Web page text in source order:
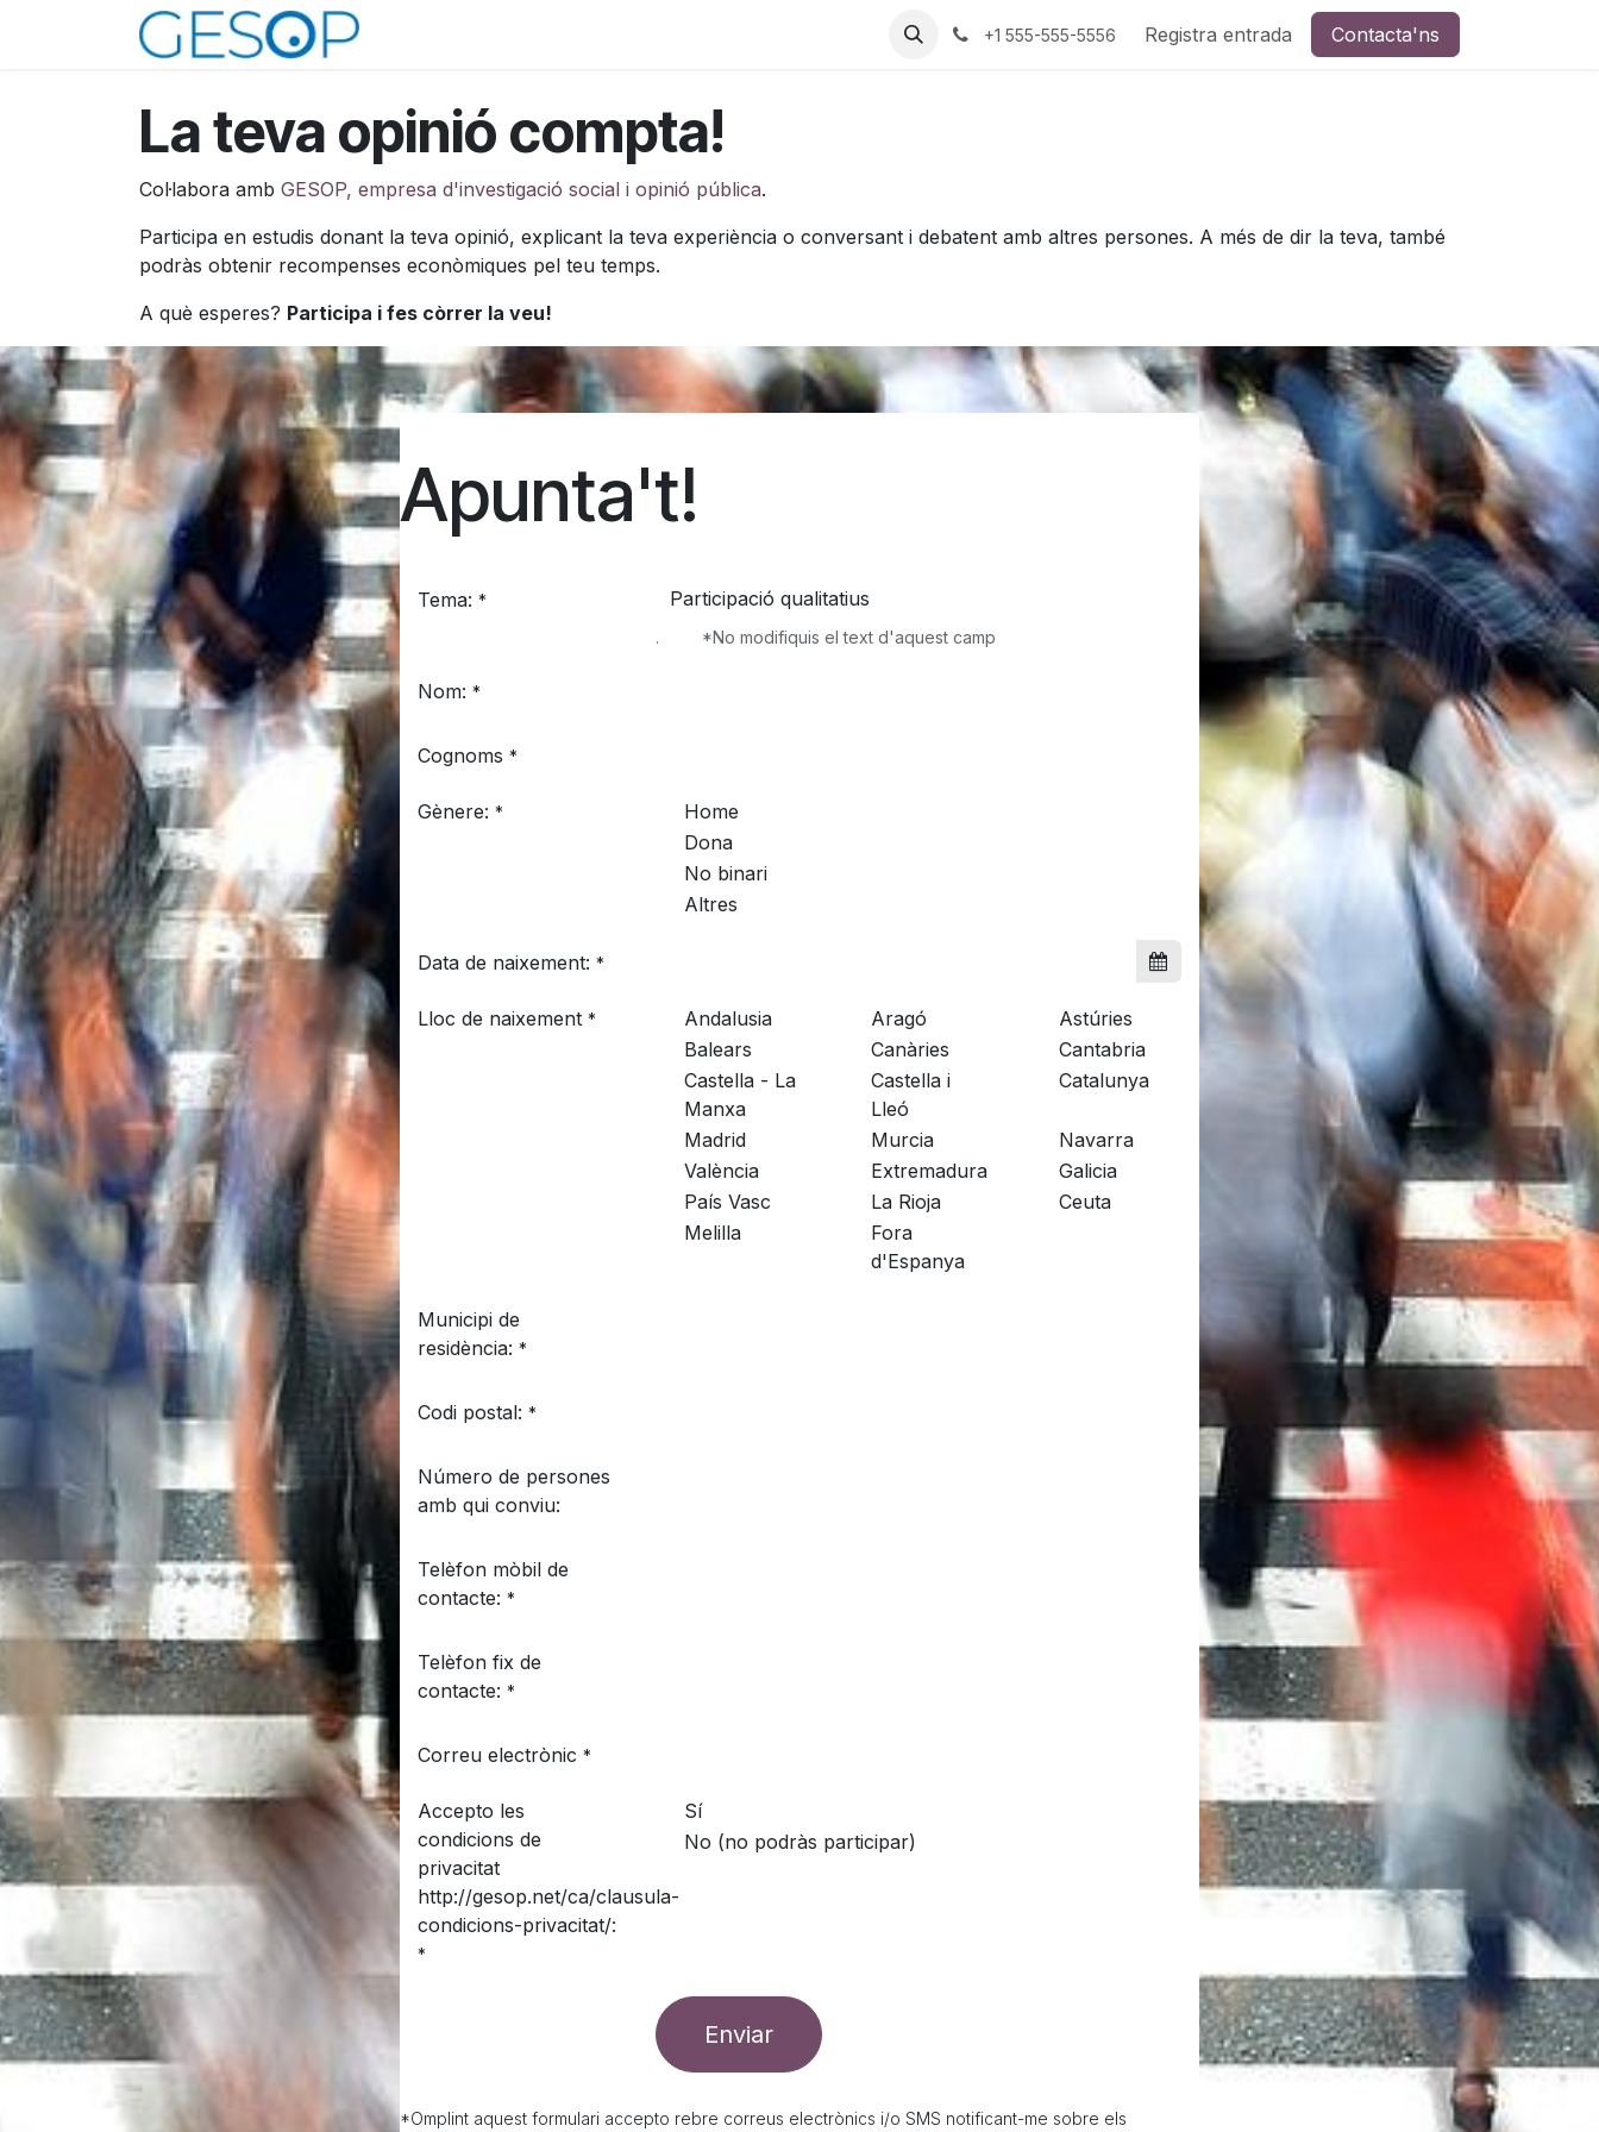
Treballs +1 555-555-5556 Registra entrada Contacta'ns
La teva opinió compta!
Col·labora amb GESOP, empresa d'investigació social i opinió pública.
Participa en estudis donant la teva opinió, explicant la teva experiència o conversant i debatent amb altres persones. A més de dir la teva, també
podràs obtenir recompenses econòmiques pel teu temps.
A què esperes? Participa i fes còrrer la veu!
Apunta't!
Tema: *
. *No modifiquis el text d'aquest camp
Nom: *
Cognoms *
Gènere: *
Home
Dona
No binari
Altres
Data de naixement: *
Lloc de naixement * Andalusia Aragó
Astúries
Balears
Canàries
Cantabria
Castella - La
Manxa
Castella i
Lleó
Catalunya
Madrid Murcia
Navarra
València
Extremadura
Galicia
País Vasc
La Rioja
Ceuta
Melilla
Fora
d'Espanya
Municipi de
residència: *
Codi postal: *
Número de persones
amb qui conviu:
Telèfon mòbil de
contacte: *
Telèfon fix de
contacte: *
Correu electrònic *
Accepto les
condicions de
privacitat
http://gesop.net/ca/clausula-
condicions-privacitat/:
*
Sí
No (no podràs participar)
Enviar
*Omplint aquest formulari accepto rebre correus electrònics i/o SMS notificant-me sobre els